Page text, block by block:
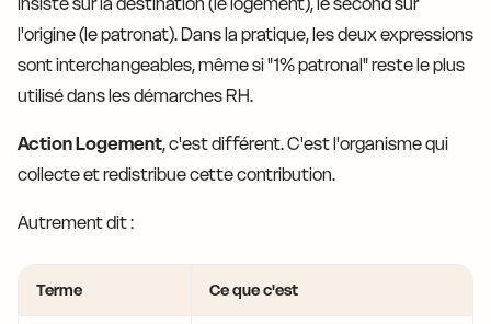
l'origine (le patronat). Dans la pratique, les deux expressions
sont interchangeables, même si "1% patronal" reste le plus
utilisé dans les démarches RH.
Action Logement, c'est différent. C'est l'organisme qui
collecte et redistribue cette contribution.
Autrement dit :
Terme Ce que c'est